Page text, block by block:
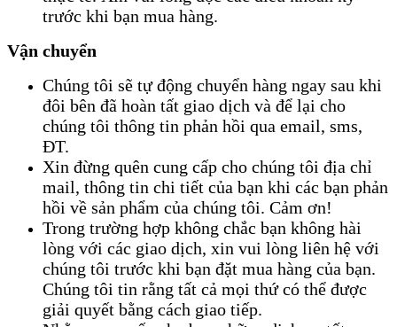
trước khi bạn mua hàng.
Vận chuyển
Chúng tôi sẽ tự động chuyển hàng ngay sau khi
đôi bên đã hoàn tất giao dịch và để lại cho
chúng tôi thông tin phản hồi qua email, sms,
ĐT.
Xin đừng quên cung cấp cho chúng tôi địa chỉ
mail, thông tin chi tiết của bạn khi các bạn phản
hồi về sản phẩm của chúng tôi. Cảm ơn!
Trong trường hợp không chắc bạn không hài
lòng với các giao dịch, xin vui lòng liên hệ với
chúng tôi trước khi bạn đặt mua hàng của bạn.
Chúng tôi tin rằng tất cả mọi thứ có thể được
giải quyết bằng cách giao tiếp.